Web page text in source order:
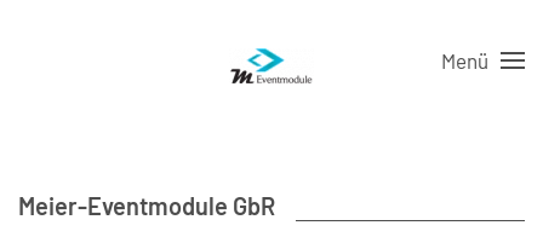
Menü
Meier-Eventmodule GbR